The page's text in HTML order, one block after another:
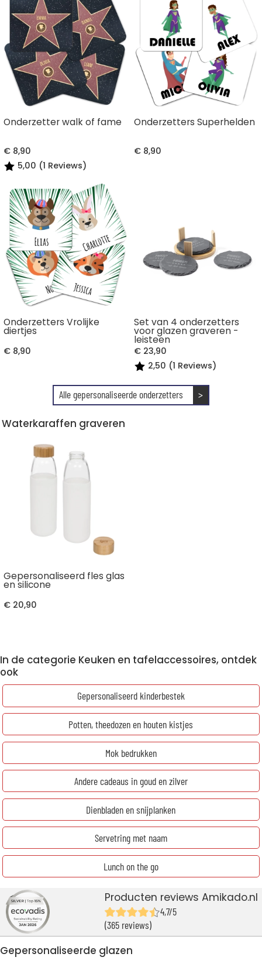
Onderzetter walk of fame
€ 8,90
5,00 (1 Reviews)
Onderzetters Superhelden
€ 8,90
Onderzetters Vrolijke
diertjes
€ 8,90
Set van 4 onderzetters
voor glazen graveren -
leisteen
€ 23,90
2,50 (1 Reviews)
Alle gepersonaliseerde onderzetters >
Waterkaraffen graveren
Gepersonaliseerd fles glas
en silicone
€ 20,90
In de categorie Keuken en tafelaccessoires, ontdek
ook
Gepersonaliseerd kinderbestek
Potten, theedozen en houten kistjes
Mok bedrukken
Andere cadeaus in goud en zilver
Dienbladen en snijplanken
Servetring met naam
Lunch on the go
Producten reviews Amikado.nl
4,7/5
(365 reviews)
Gepersonaliseerde glazen